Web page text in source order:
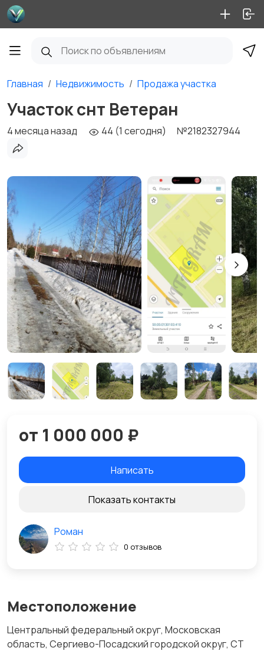
Главная Недвижимость Продажа участка
Участок снт Ветеран
4 месяца назад 44 (1 сегодня) №2182327944
Местоположение
Центральный федеральный округ, Московская
область, Сергиево-Посадский городской округ, СТ
от 1 000 000 ₽
Написать
Показать контакты
Роман
0 отзывов